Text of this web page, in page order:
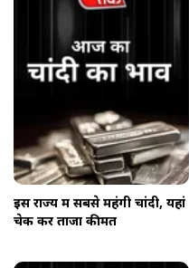
इस राज्य में सबसे महंगी चांदी, यहां
चेक करें ताजा कीमत